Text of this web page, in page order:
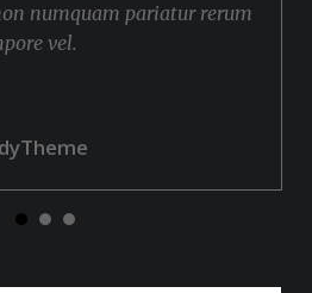
numquam pariatur rerum
vel.